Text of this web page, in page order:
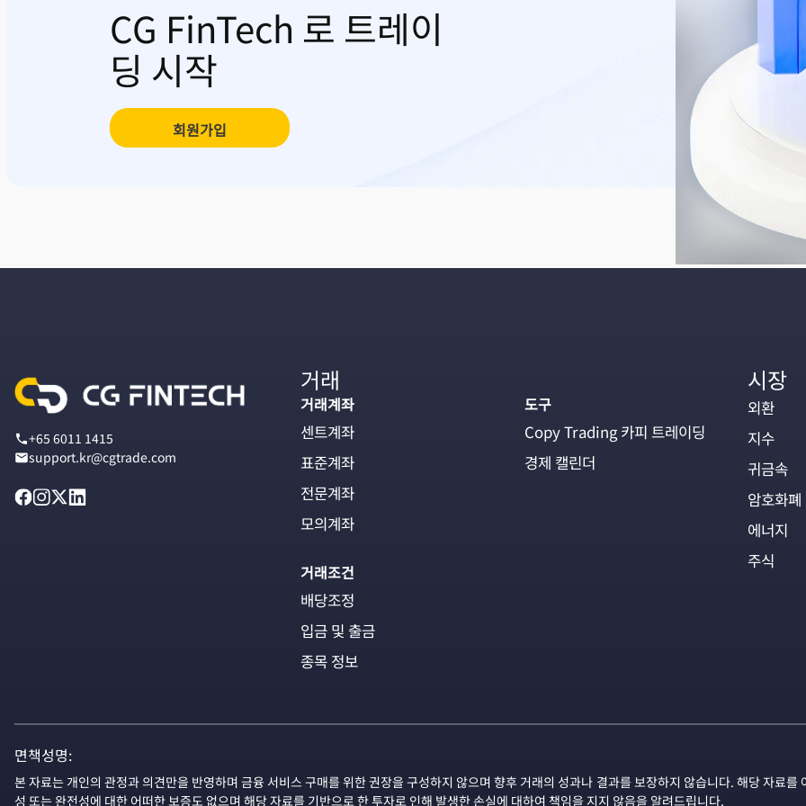
CG FinTech 로 트레이
딩 시작
회원가입
+65 6011 1415
support.kr@cgtrade.com
거래
거래계좌
센트계좌
표준계좌
전문계좌
모의계좌
거래조건
배당조정
입금 및 출금
종목 정보
도구
Copy Trading 카피 트레이딩
경제 캘린더
시장
외환
지수
귀금속
암호화폐
에너지
주식
면책성명:
본 자료는 개인의 관정과 의견만을 반영하며 금융 서비스 구매를 위한 권장을 구성하지 않으며 향후 거래의 성과나 결과를 보장하지 않습니다. 해당 자료
성 또는 완전성에 대한 어떠한 보증도 없으며 해당 자료를 기반으로 한 투자로 인해 발생한 손실에 대하여 책임을 지지 않음을 알려드립니다.